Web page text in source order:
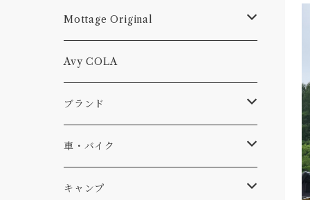
Mottage Original
Tシャツ
キャップ、ニット
ソックス
雑貨
Avy COLA
ブランド
Db
サーフ
A-Frame
車・バイク
車外
キャンプ